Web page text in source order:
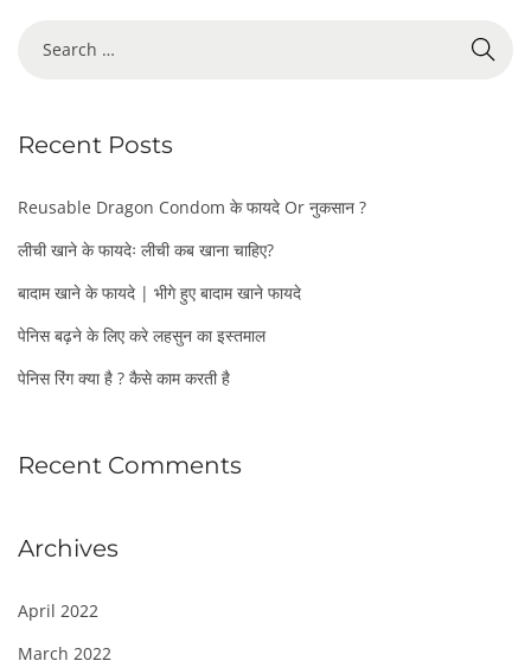
c
f
r
:
Recent Posts
Reusable Dragon Condom के फायदे Or नुकसान ?
लीची खाने के फायदेः लीची कब खाना चाहिए?
बादाम खाने के फायदे | भीगे हुए बादाम खाने फायदे
पेनिस बढ़ने के लिए करे लहसुन का इस्तमाल
पेनिस रिंग क्या है ? कैसे काम करती है
Recent Comments
Archives
April 2022
March 2022